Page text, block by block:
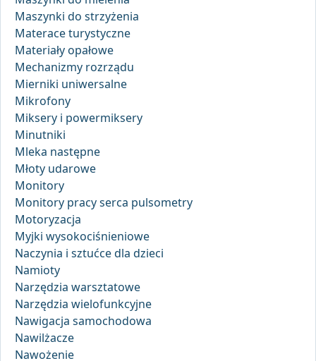
Maszynki do strzyżenia
Materace turystyczne
Materiały opałowe
Mechanizmy rozrządu
Mierniki uniwersalne
Mikrofony
Miksery i powermiksery
Minutniki
Mleka następne
Młoty udarowe
Monitory
Monitory pracy serca pulsometry
Motoryzacja
Myjki wysokociśnieniowe
Naczynia i sztućce dla dzieci
Namioty
Narzędzia warsztatowe
Narzędzia wielofunkcyjne
Nawigacja samochodowa
Nawilżacze
Nawożenie